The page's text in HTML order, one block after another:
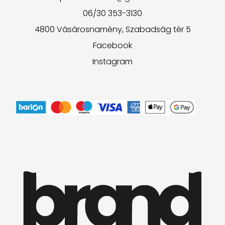
06/30 353-3130
4800 Vásárosnamény, Szabadság tér 5
Facebook
Instagram